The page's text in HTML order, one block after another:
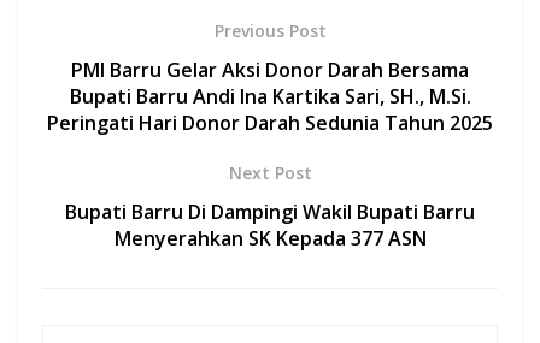
o
o
k
A
p
p
er l
Previous Post
PMI Barru Gelar Aksi Donor Darah Bersama
Bupati Barru Andi Ina Kartika Sari, SH., M.Si.
Peringati Hari Donor Darah Sedunia Tahun 2025
Next Post
Bupati Barru Di Dampingi Wakil Bupati Barru
Menyerahkan SK Kepada 377 ASN